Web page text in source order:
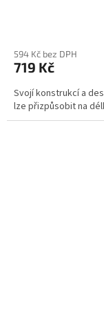
594 Kč bez DPH
719 Kč
Svojí konstrukcí a
lze přizpůsobit na